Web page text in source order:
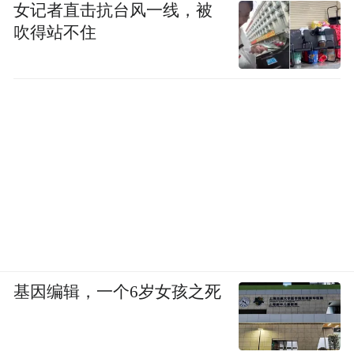
女记者直击抗台风一线，被
吹得站不住
基因编辑，一个6岁女孩之死